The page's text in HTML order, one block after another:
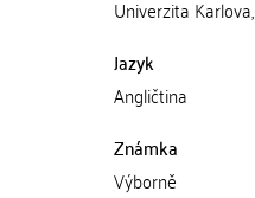
Univerzita
Jazyk
Angličtina
Známka
Výborně